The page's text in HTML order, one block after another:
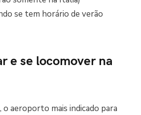
se tem horário de verão
e se locomover na
aeroporto mais indicado para